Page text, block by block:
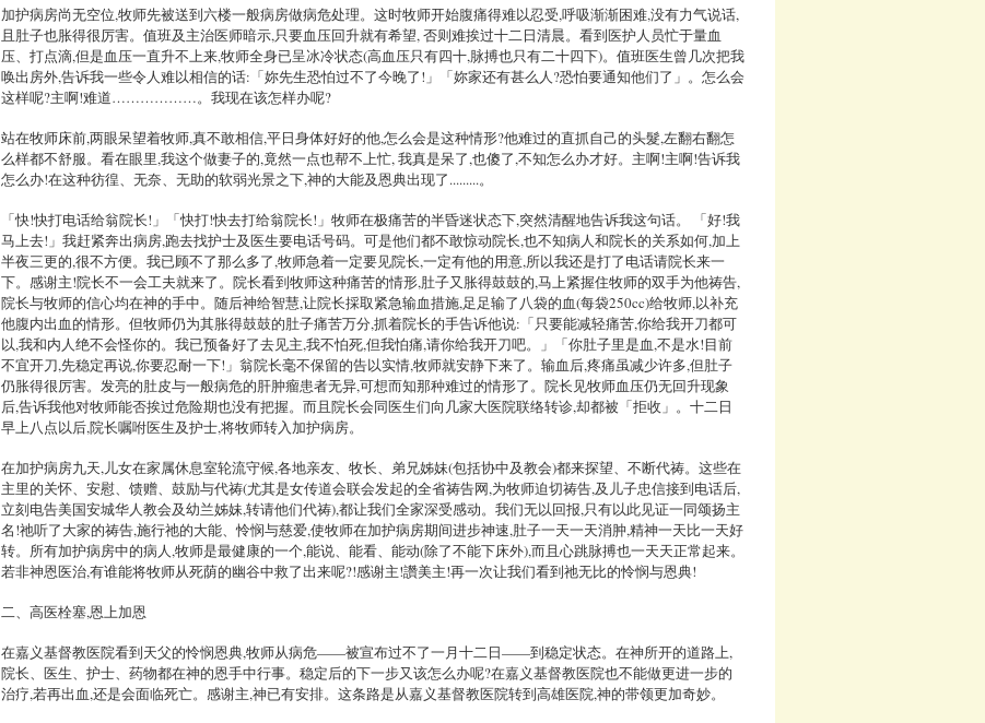
加护病房尚无空位,牧师先被送到六楼一般病房做病危处理。这时牧师开始腹痛得难以忍受,呼吸渐渐困难,没有力气说话,
且肚子也胀得很厉害。值班及主治医师暗示,只要血压回升就有希望, 否则难挨过十二日清晨。看到医护人员忙于量血
压、打点滴,但是血压一直升不上来,牧师全身已呈冰冷状态(高血压只有四十,脉搏也只有二十四下)。值班医生曾几次把我
唤出房外,告诉我一些令人难以相信的话:「妳先生恐怕过不了今晚了!」「妳家还有甚么人?恐怕要通知他们了」。怎么会
这样呢?主啊!难道………………。我现在该怎样办呢?
站在牧师床前,两眼呆望着牧师,真不敢相信,平日身体好好的他,怎么会是这种情形?他难过的直抓自己的头髮,左翻右翻怎
么样都不舒服。看在眼里,我这个做妻子的,竟然一点也帮不上忙, 我真是呆了,也傻了,不知怎么办才好。主啊!主啊!告诉我
怎么办!在这种彷徨、无奈、无助的软弱光景之下,神的大能及恩典出现了.........。
「快!快打电话给翁院长!」「快打!快去打给翁院长!」牧师在极痛苦的半昏迷状态下,突然清醒地告诉我这句话。 「好!我
马上去!」我赶紧奔出病房,跑去找护士及医生要电话号码。可是他们都不敢惊动院长,也不知病人和院长的关系如何,加上
半夜三更的,很不方便。我已顾不了那么多了,牧师急着一定要见院长,一定有他的用意,所以我还是打了电话请院长来一
下。感谢主!院长不一会工夫就来了。院长看到牧师这种痛苦的情形,肚子又胀得鼓鼓的,马上紧握住牧师的双手为他祷告,
院长与牧师的信心均在神的手中。随后神给智慧,让院长採取紧急输血措施,足足输了八袋的血(每袋250cc)给牧师,以补充
他腹内出血的情形。但牧师仍为其胀得鼓鼓的肚子痛苦万分,抓着院长的手告诉他说:「只要能减轻痛苦,你给我开刀都可
以,我和内人绝不会怪你的。我已预备好了去见主,我不怕死,但我怕痛,请你给我开刀吧。」「你肚子里是血,不是水!目前
不宜开刀,先稳定再说,你要忍耐一下!」翁院长毫不保留的告以实情,牧师就安静下来了。输血后,疼痛虽减少许多,但肚子
仍胀得很厉害。发亮的肚皮与一般病危的肝肿瘤患者无异,可想而知那种难过的情形了。院长见牧师血压仍无回升现象
后,告诉我他对牧师能否挨过危险期也没有把握。而且院长会同医生们向几家大医院联络转诊,却都被「拒收」。十二日
早上八点以后,院长嘱咐医生及护士,将牧师转入加护病房。
在加护病房九天,儿女在家属休息室轮流守候,各地亲友、牧长、弟兄姊妹(包括协中及教会)都来探望、不断代祷。这些在
主里的关怀、安慰、馈赠、鼓励与代祷(尤其是女传道会联会发起的全省祷告网,为牧师迫切祷告,及儿子忠信接到电话后,
立刻电告美国安城华人教会及幼兰姊妹,转请他们代祷),都让我们全家深受感动。我们无以回报,只有以此见证一同颂扬主
名!祂听了大家的祷告,施行祂的大能、怜悯与慈爱,使牧师在加护病房期间进步神速,肚子一天一天消肿,精神一天比一天好
转。所有加护病房中的病人,牧师是最健康的一个,能说、能看、能动(除了不能下床外),而且心跳脉搏也一天天正常起来。
若非神恩医治,有谁能将牧师从死荫的幽谷中救了出来呢?!感谢主!讚美主!再一次让我们看到祂无比的怜悯与恩典!
二、高医栓塞,恩上加恩
在嘉义基督教医院看到天父的怜悯恩典,牧师从病危——被宣布过不了一月十二日——到稳定状态。在神所开的道路上,
院长、医生、护士、药物都在神的恩手中行事。稳定后的下一步又该怎么办呢?在嘉义基督教医院也不能做更进一步的
治疗,若再出血,还是会面临死亡。感谢主,神已有安排。这条路是从嘉义基督教医院转到高雄医院,神的带领更加奇妙。